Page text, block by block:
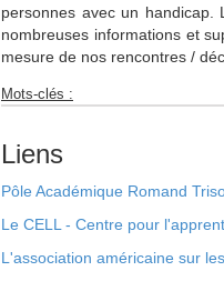
personnes avec un
nombreuses informations et
mesure de nos rencontres /
Mots-clés :
Liens
Pôle Académique Romand
Le CELL - Centre pour
L'association américaine sur